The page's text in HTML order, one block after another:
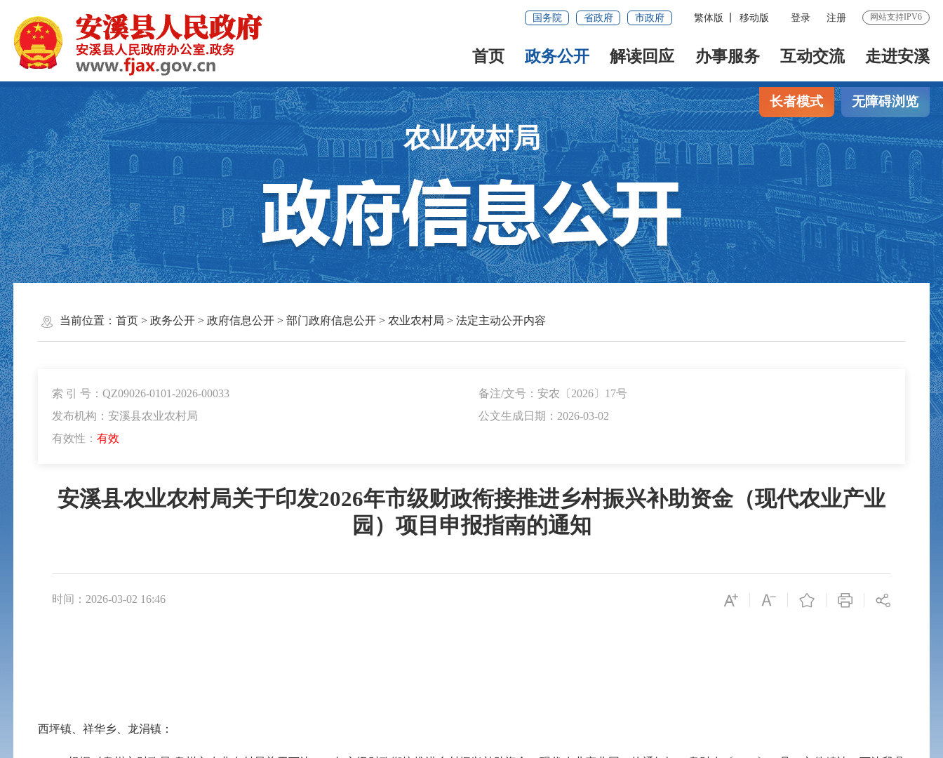
国务院 省政府 市政府 繁体版 移动版 登录 注册 网站支持IPV6
首页 政务公开 解读回应 办事服务 互动交流 走进安溪
长者模式 无障碍浏览
农业农村局
当前位置： 首页> 政务公开> 政府信息公开> 部门政府信息公开> 农业农村局 > 法定主动公开内容
索 引 号：QZ09026-0101-2026-00033
备注/文号：安农〔2026〕17号
发布机构：安溪县农业农村局
公文生成日期：2026-03-02
有效性： 有效
安溪县农业农村局关于印发2026年市级财政衔接推进乡村振兴补助资金（现代农业产业
园）项目申报指南的通知
时间：2026-03-02 16:46
西坪镇、祥华乡、龙涓镇 ：